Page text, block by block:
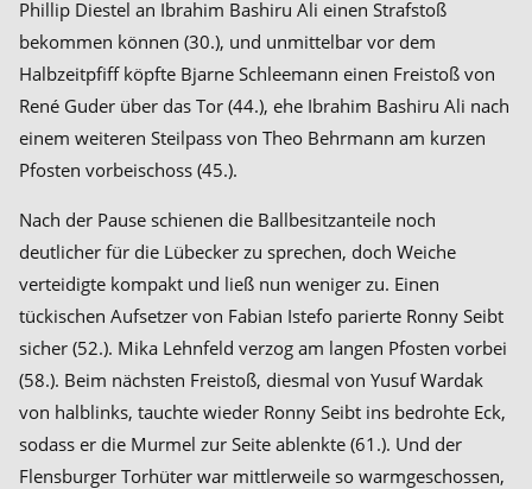
Phillip Diestel an Ibrahim Bashiru Ali einen Strafstoß
bekommen können (30.), und unmittelbar vor dem
Halbzeitpfiff köpfte Bjarne Schleemann einen Freistoß von
René Guder über das Tor (44.), ehe Ibrahim Bashiru Ali nach
einem weiteren Steilpass von Theo Behrmann am kurzen
Pfosten vorbeischoss (45.).
Nach der Pause schienen die Ballbesitzanteile noch
deutlicher für die Lübecker zu sprechen, doch Weiche
verteidigte kompakt und ließ nun weniger zu. Einen
tückischen Aufsetzer von Fabian Istefo parierte Ronny Seibt
sicher (52.). Mika Lehnfeld verzog am langen Pfosten vorbei
(58.). Beim nächsten Freistoß, diesmal von Yusuf Wardak
von halblinks, tauchte wieder Ronny Seibt ins bedrohte Eck,
sodass er die Murmel zur Seite ablenkte (61.). Und der
Flensburger Torhüter war mittlerweile so warmgeschossen,